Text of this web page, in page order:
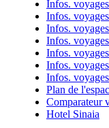
Infos.
Infos.
Infos.
Infos.
Infos.
Infos.
Infos.
Plan de
Comparateur
Hotel Sinaia